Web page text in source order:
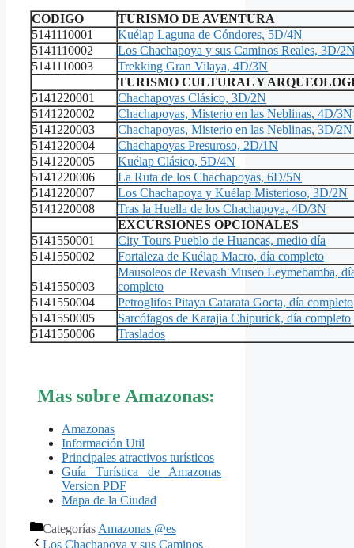
CODIGO
TURISMO DE AVENTURA
5141110001
Kuélap Laguna de Cóndores, 5D/4N
5141110002
Los Chachapoya y sus Caminos Reales, 3D/
5141110003
Trekking Gran Vilaya, 4D/3N
TURISMO CULTURAL Y
5141220001
Chachapoyas Clásico, 3D/2N
5141220002
Chachapoyas, Misterio en las Neblinas, 4D/3N
5141220003
Chachapoyas, Misterio en las Neblinas, 3D/2N
5141220004
Chachapoyas Presuroso, 2D/1N
5141220005
Kuélap Clásico, 5D/4N
5141220006
La Ruta de los Chachapoyas, 6D/5N
5141220007
Los Chachapoya y Kuélap Misterioso, 3D/2N
5141220008
Tras la Huella de los Chachapoya, 4D/3N
EXCURSIONES OPCIONALES
5141550001
City Tours Pueblo de Huancas, medio día
5141550002
Fortaleza de Kuélap Macro, día completo
5141550003
Mausoleos de Revash Museo Leymebamba,
completo
5141550004
Petroglifos Pitaya Catarata Gocta, día completo
5141550005
Sarcófagos de Karajia Chipurick, día completo
5141550006
Traslados
Mas sobre Amazonas:
Amazonas
Información Util
Principales atractivos turísticos
Guía Turística de Amazonas
Version PDF
Mapa de la Ciudad
CategoríasAmazonas @es
Los Chachapoya y sus Caminos